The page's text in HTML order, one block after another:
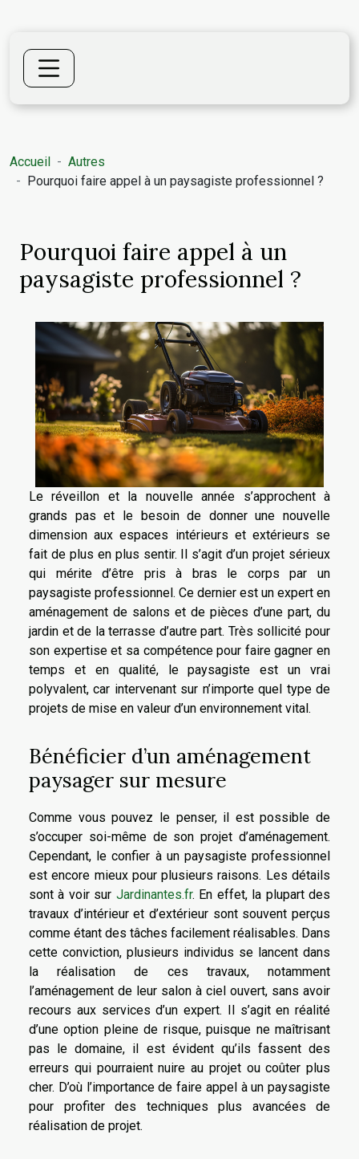
Accueil
Autres
Pourquoi faire appel à un paysagiste professionnel ?
Pourquoi faire appel à un
paysagiste professionnel ?
Le réveillon et la nouvelle année s’approchent à
grands pas et le besoin de donner une nouvelle
dimension aux espaces intérieurs et extérieurs se
fait de plus en plus sentir. Il s’agit d’un projet sérieux
qui mérite d’être pris à bras le corps par un
paysagiste professionnel. Ce dernier est un expert en
aménagement de salons et de pièces d’une part, du
jardin et de la terrasse d’autre part. Très sollicité pour
son expertise et sa compétence pour faire gagner en
temps et en qualité, le paysagiste est un vrai
polyvalent, car intervenant sur n’importe quel type de
projets de mise en valeur d’un environnement vital.
Bénéficier d’un aménagement
paysager sur mesure
Comme vous pouvez le penser, il est possible de
s’occuper soi-même de son projet d’aménagement.
Cependant, le confier à un paysagiste professionnel
est encore mieux pour plusieurs raisons. Les détails
sont à voir sur Jardinantes.fr. En effet, la plupart des
travaux d’intérieur et d’extérieur sont souvent perçus
comme étant des tâches facilement réalisables. Dans
cette conviction, plusieurs individus se lancent dans
la réalisation de ces travaux, notamment
l’aménagement de leur salon à ciel ouvert, sans avoir
recours aux services d’un expert. Il s’agit en réalité
d’une option pleine de risque, puisque ne maîtrisant
pas le domaine, il est évident qu’ils fassent des
erreurs qui pourraient nuire au projet ou coûter plus
cher. D’où l’importance de faire appel à un paysagiste
pour profiter des techniques plus avancées de
réalisation de projet.